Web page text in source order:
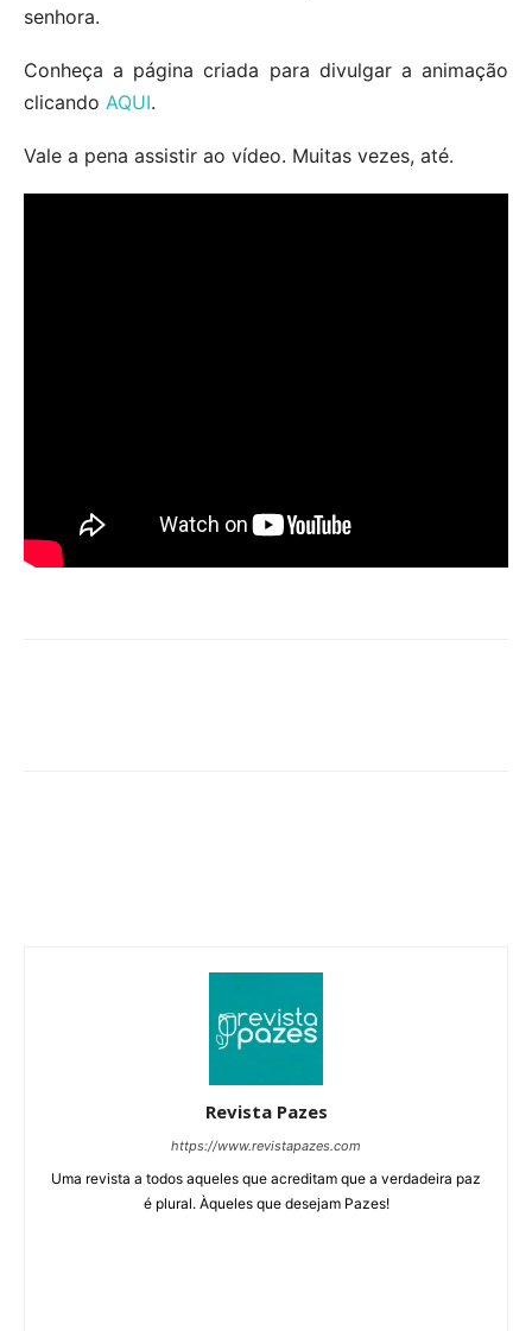
senhora.
Conheça a página criada para divulgar a animação
clicando AQUI.
Vale a pena assistir ao vídeo. Muitas vezes, até.
Revista Pazes
https://www.revistapazes.com
Uma revista a todos aqueles que acreditam que a verdadeira paz
é plural. Àqueles que desejam Pazes!